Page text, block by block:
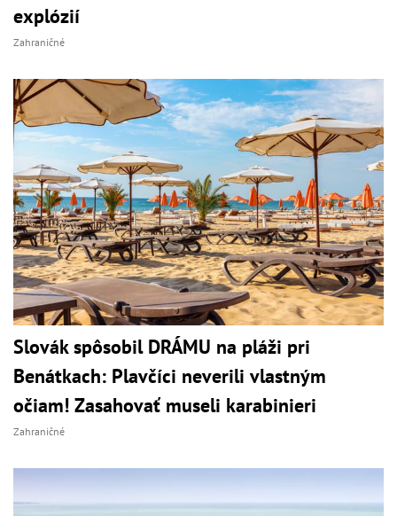
explózií
Zahraničné
Slovák spôsobil DRÁMU na pláži pri
Benátkach: Plavčíci neverili vlastným
očiam! Zasahovať museli karabinieri
Zahraničné